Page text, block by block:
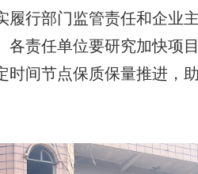
行部门监管责任和企业
责任单位要研究加快项
间节点保质保量推进，